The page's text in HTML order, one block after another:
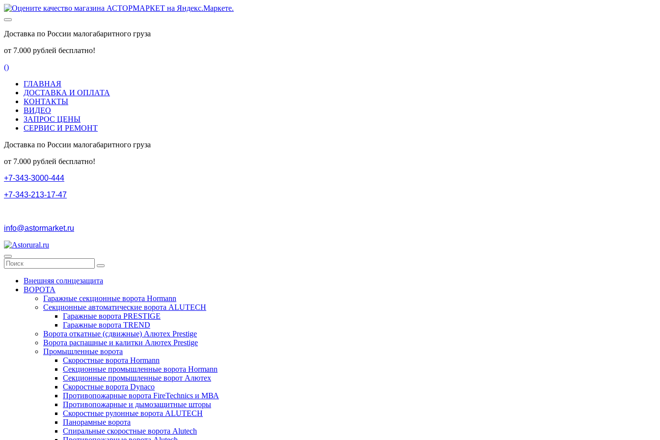
Доставка по России малогабаритного груза
от 7.000 рублей бесплатно!
()
ГЛАВНАЯ
ДОСТАВКА И ОПЛАТА
КОНТАКТЫ
ВИДЕО
ЗАПРОС ЦЕНЫ
СЕРВИС И РЕМОНТ
Доставка по России малогабаритного груза
от 7.000 рублей бесплатно!
+7-343-3000-444
+7-343-213-17-47
info@astormarket.ru
Внешняя солнцезащита
ВОРОТА
Гаражные секционные ворота Hormann
Секционные автоматические ворота ALUTECH
Гаражные ворота PRESTIGE
Гаражные ворота TREND
Ворота откатные (сдвижные) Алютех Prestige
Ворота распашные и калитки Алютех Prestige
Промышленные ворота
Скоростные ворота Hormann
Секционные промышленные ворота Hormann
Секционные промышленные ворот Алютех
Скоростные ворота Dynaco
Противопожарные ворота FireTechnics и МВА
Противопожарные и дымозащитные шторы
Скоростные рулонные ворота ALUTECH
Панорамные ворота
Спиральные скоростные ворота Alutech